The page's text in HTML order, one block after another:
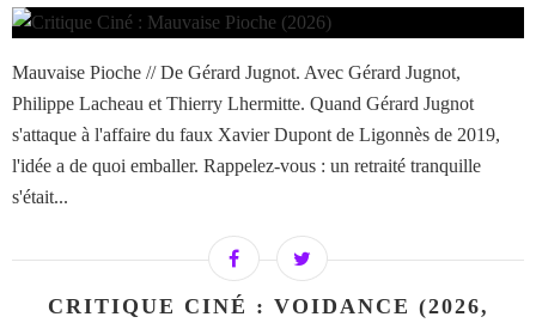
Mauvaise Pioche // De Gérard Jugnot. Avec Gérard Jugnot,
Philippe Lacheau et Thierry Lhermitte. Quand Gérard Jugnot
s'attaque à l'affaire du faux Xavier Dupont de Ligonnès de 2019,
l'idée a de quoi emballer. Rappelez-vous : un retraité tranquille
s'était...
CRITIQUE CINÉ : VOIDANCE (2026,